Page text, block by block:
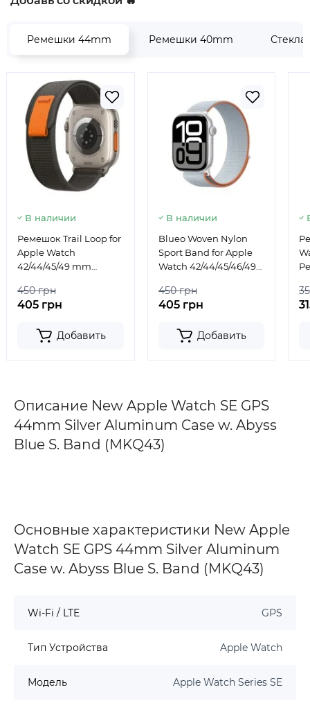
Ремешки 44mm Ремешки 40mm
В наличии
Ремешок Trail Loop for
Apple Watch
42/44/45/49 mm
450 грн
405 грн
Добавить
В наличии
Blueo Woven Nylon
Sport Band for Apple
Watch 42/44/45/46/49
450 грн
405 грн
Добавить
Описание New Apple Watch SE GPS
44mm Silver Aluminum Case w. Abyss
Blue S. Band (MKQ43)
Основные характеристики New Apple
Watch SE GPS 44mm Silver Aluminum
Case w. Abyss Blue S. Band (MKQ43)
Wi-Fi / LTE GPS
Тип Устройства Apple Watch
Модель Apple Watch Series SE